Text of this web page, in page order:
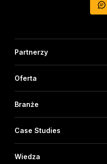
Partnerzy
Oferta
Branże
Case Studies
Wiedza